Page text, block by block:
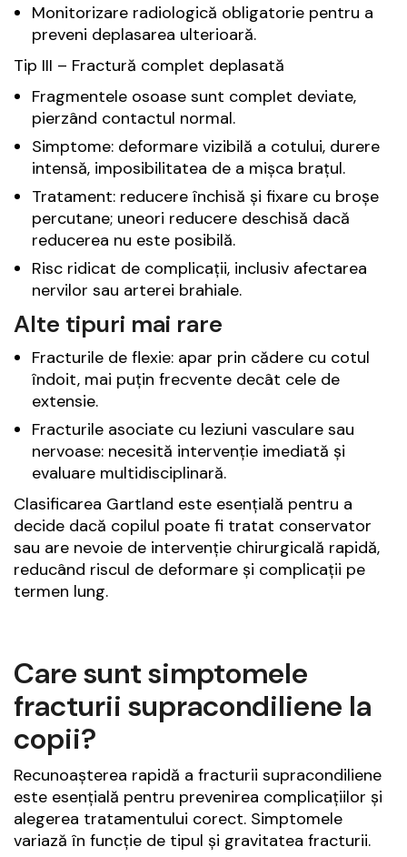
Monitorizare radiologică obligatorie pentru a
preveni deplasarea ulterioară.
Tip III – Fractură complet deplasată
Fragmentele osoase sunt complet deviate,
pierzând contactul normal.
Simptome: deformare vizibilă a cotului, durere
intensă, imposibilitatea de a mișca brațul.
Tratament: reducere închisă și fixare cu broșe
percutane; uneori reducere deschisă dacă
reducerea nu este posibilă.
Risc ridicat de complicații, inclusiv afectarea
nervilor sau arterei brahiale.
Alte tipuri mai rare
Fracturile de flexie: apar prin cădere cu cotul
îndoit, mai puțin frecvente decât cele de
extensie.
Fracturile asociate cu leziuni vasculare sau
nervoase: necesită intervenție imediată și
evaluare multidisciplinară.
Clasificarea Gartland este esențială pentru a
decide dacă copilul poate fi tratat conservator
sau are nevoie de intervenție chirurgicală rapidă,
reducând riscul de deformare și complicații pe
termen lung.
Care sunt simptomele
fracturii supracondiliene la
copii?
Recunoașterea rapidă a fracturii supracondiliene
este esențială pentru prevenirea complicațiilor și
alegerea tratamentului corect. Simptomele
variază în funcție de tipul și gravitatea fracturii.